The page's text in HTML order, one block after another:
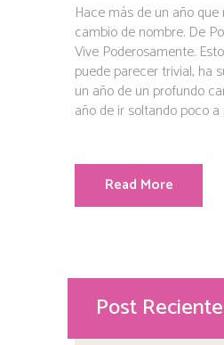
Hace más de un año
cambio de nombre. De
Vive Poderosamente.
puede parecer trivial, ha
un año de un profundo
año de ir soltando poco a
Read More
Post